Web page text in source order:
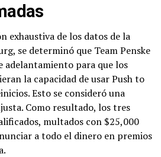
exhaustiva de los datos de la
se determinó que Team Penske
adelantamiento para que los
la capacidad de usar Push to
Esto se consideró una
Como resultado, los tres
multados con $25,000
a todo el dinero en premios